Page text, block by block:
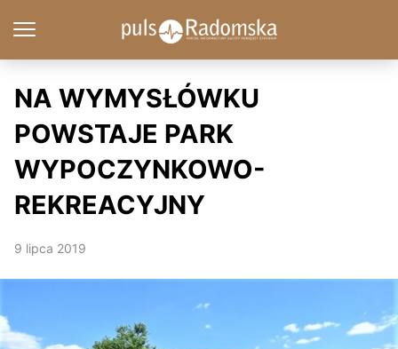
NA WYMYSŁÓWKU
POWSTAJE PARK
WYPOCZYNKOWO-
REKREACYJNY
9 lipca 2019